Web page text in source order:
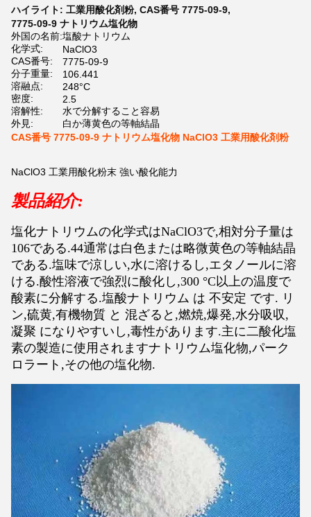
ハイライト: 工業用酸化剤粉, CAS番号 7775-09-9,
7775-09-9 ナトリウム塩化物
外国の名前:塩酸ナトリウム
化学式:
NaClO3
CAS番号:
7775-09-9
分子重量:
106.441
溶融点:
248°C
密度:
2.5
溶解性:
水で分解すること容易
外見:
白か薄黄色の等軸結晶
CAS番号 7775-09-9 ナトリウム塩化物 NaClO3 工業用酸化剤粉
NaClO3 工業用酸化粉末 強い酸化能力
製品紹介:
塩化ナトリウムの化学式はNaClO3で,相対分子量は
106である.44通常は白色または略微黄色の等軸結晶
である.塩味で涼しい,水に溶けるし,エタノールに溶
ける.酸性溶液で強烈に酸化し,300 °C以上の温度で
酸素に分解する.塩酸ナトリウム は 不安定 です. リ
ン,硫黄,有機物質 と 混ざると,燃焼,爆発,水分吸収,
凝聚 になりやすいし,毒性があります.主に二酸化塩
素の製造に使用されますナトリウム塩化物,パーク
ロラート,その他の塩化物.